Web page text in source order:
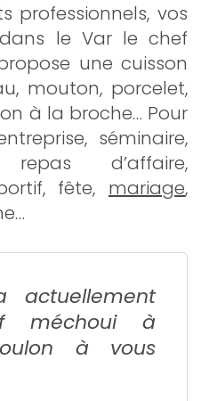
professionnels, vos
le Var le chef
une cuisson
mouton, porcelet,
à la broche… Pour
séminaire,
d’affaire,
fête, mariage,
actuellement
méchoui à
à vous